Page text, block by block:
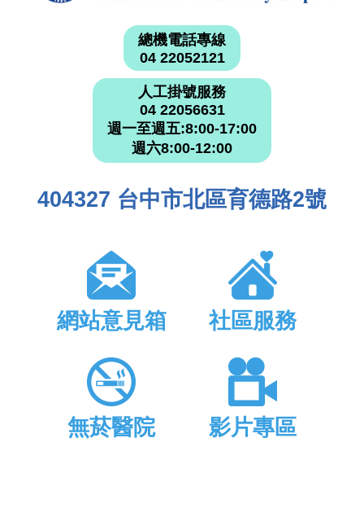
總機電話專線
04 22052121
人工掛號服務
04 22056631
週一至週五:8:00-17:00
週六8:00-12:00
404327 台中市北區育德路2號
網站意見箱 社區服務
無菸醫院 影片專區